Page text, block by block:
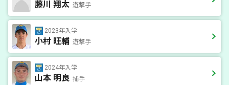
藤川 翔太 遊撃手
2023年入学
小村 旺輔 遊撃手
2024年入学
山本 明良 捕手